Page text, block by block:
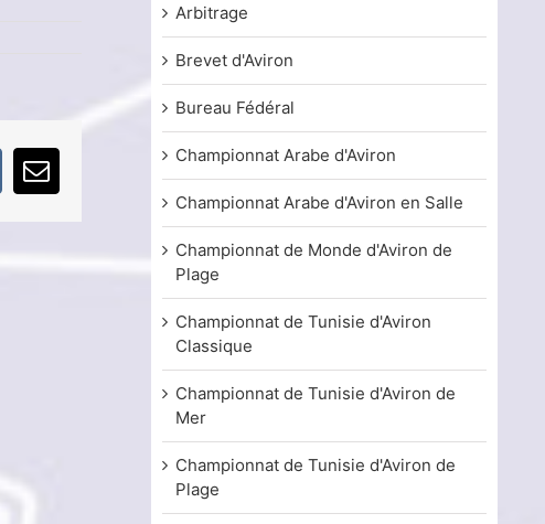
Email
Arbitrage
Brevet d'Aviron
Bureau Fédéral
Championnat Arabe d'Aviron
Championnat Arabe d'Aviron en Salle
Championnat de Monde d'Aviron de
Plage
Championnat de Tunisie d'Aviron
Classique
Championnat de Tunisie d'Aviron de
Mer
Championnat de Tunisie d'Aviron de
Plage